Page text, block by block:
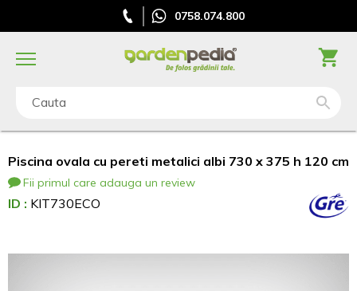
0758.074.800
Cauta
Piscina ovala cu pereti metalici albi 730 x 375 h 120 cm
Fii primul care adauga un review
ID : KIT730ECO